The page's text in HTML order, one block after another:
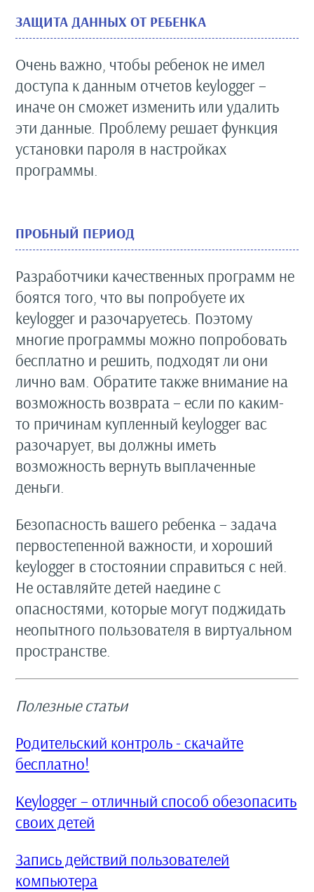
ЗАЩИТА ДАННЫХ ОТ РЕБЕНКА
Очень важно, чтобы ребенок не имел
доступа к данным отчетов keylogger –
иначе он сможет изменить или удалить
эти данные. Проблему решает функция
установки пароля в настройках
программы.
ПРОБНЫЙ ПЕРИОД
Разработчики качественных программ не
боятся того, что вы попробуете их
keylogger и разочаруетесь. Поэтому
многие программы можно попробовать
бесплатно и решить, подходят ли они
лично вам. Обратите также внимание на
возможность возврата – если по каким-
то причинам купленный keylogger вас
разочарует, вы должны иметь
возможность вернуть выплаченные
деньги.
Безопасность вашего ребенка – задача
первостепенной важности, и хороший
keylogger в стостоянии справиться с ней.
Не оставляйте детей наедине с
опасностями, которые могут поджидать
неопытного пользователя в виртуальном
пространстве.
Полезные статьи
Родительский контроль - скачайте
бесплатно!
Keylogger – отличный способ обезопасить
своих детей
Запись действий пользователей
компьютера